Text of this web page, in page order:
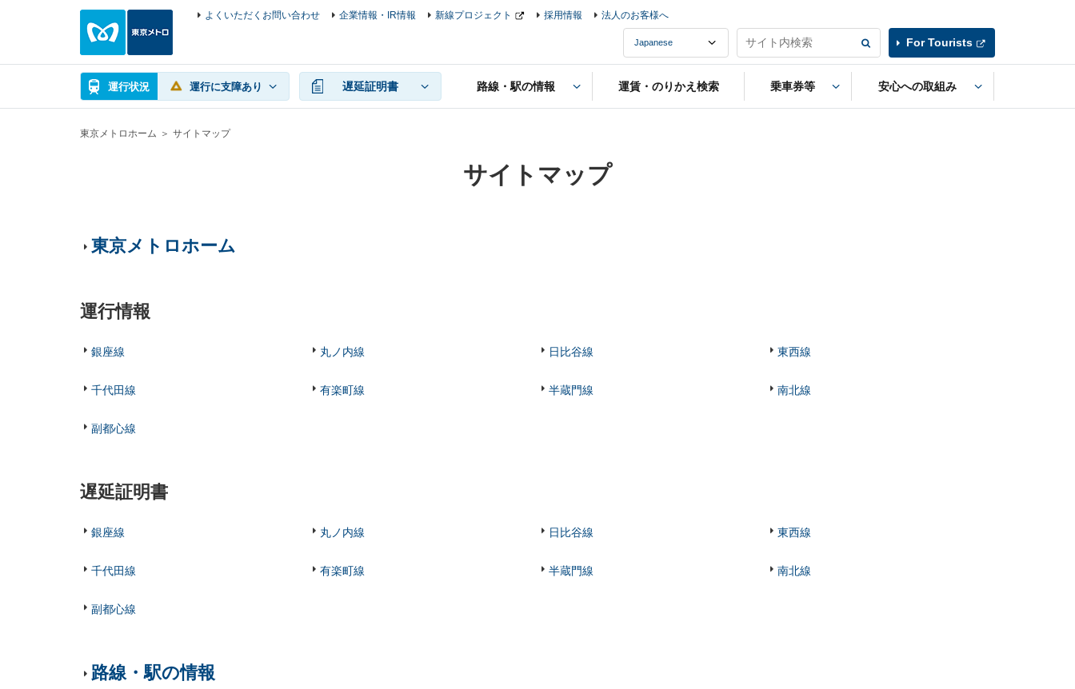
運行状況 運行に支障あり 遅延証明書 路線・駅の情報 運賃・のりかえ検索 乗車券等 安心への取組み
よくいただくお問い合わせ 企業情報・IR情報 新線プロジェクト 採用情報 法人のお客様へ
For Tourists
東京メトロホーム サイトマップ
サイトマップ
東京メトロホーム
運行情報
銀座線 丸ノ内線 日比谷線 東西線
千代田線 有楽町線 半蔵門線 南北線
副都心線
遅延証明書
銀座線 丸ノ内線 日比谷線 東西線
千代田線 有楽町線 半蔵門線 南北線
副都心線
路線・駅の情報